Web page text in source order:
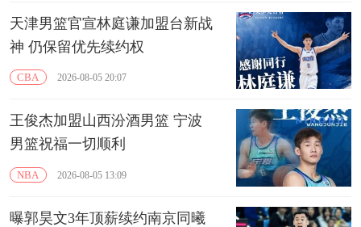
天津男篮官宣林庭谦加盟台新战
神 仍保留优先续约权
CBA 2026-08-05 20:07
王俊杰加盟山西汾酒男篮 宁波
男篮祝福一切顺利
NBA 2026-08-05 13:09
曝郭昊文3年顶薪续约南京同曦